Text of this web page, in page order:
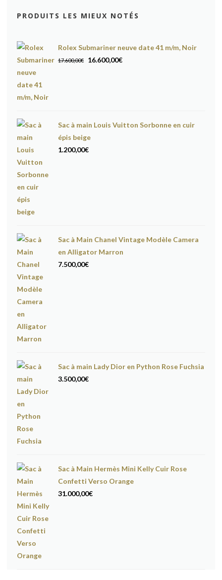
PRODUITS LES MIEUX NOTÉS
Rolex Submariner neuve date 41 m/m, Noir
17.600,00€
Le
16.600,00€Le
Sac à main Louis Vuitton Sorbonne en cuir
épis beige
1.200,00€
Sac à Main Chanel Vintage Modèle Camera
en Alligator Marron
7.500,00€
Sac à main Lady Dior en Python Rose Fuchsia
3.500,00€
Sac à Main Hermès Mini Kelly Cuir Rose
Confetti Verso Orange
31.000,00€